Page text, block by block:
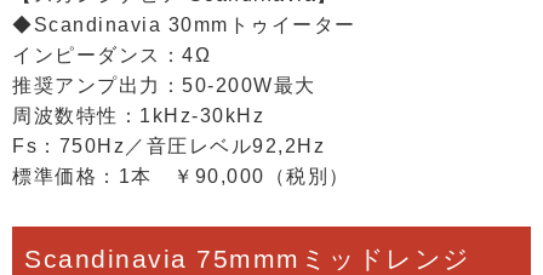
◆Scandinavia 30mmトゥイーター
インピーダンス：4Ω
推奨アンプ出力：50-200W最大
周波数特性：1kHz-30kHz
Fs：750Hz／音圧レベル92,2Hz
標準価格：1本 ￥90,000（税別）
Scandinavia 75mmmミッドレンジ